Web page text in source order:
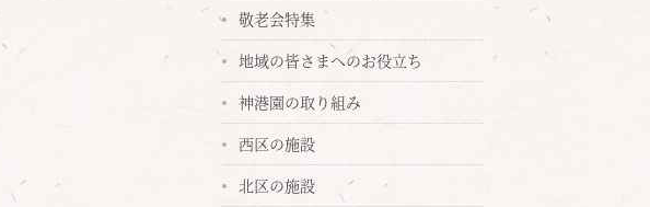
敬老会特集
地域の皆さまへのお役立ち
神港園の取り組み
西区の施設
北区の施設